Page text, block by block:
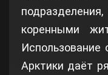
коренными
Использование
Арктики даёт